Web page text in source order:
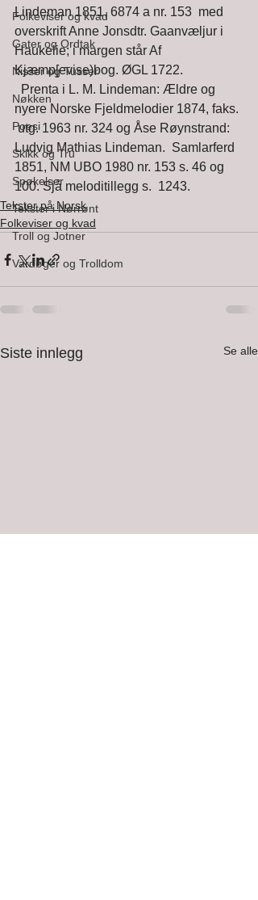
Folkeviser og kvad
Gater og Ordtak
Nisser og Tusser
Nøkken
Poesi
Skikk og Tru
Spøkelser
Tekster i Nørrønt
Troll og Jotner
Vardøger og Trolldom
Lindeman 1851, 6874 a nr. 153  med
overskrift Anne Jonsdtr. Gaanvæljur i
Haukelie; i margen står Af
Kjæmp[evise)bog. ØGL 1722.
nyere Norske Fjeldmelodier 1874, faks.
utg. 1963 nr. 324 og Åse Røynstrand:
Ludvig Mathias Lindeman.  Samlarferd
1851, NM UBO 1980 nr. 153 s. 46 og
100. Sjå meloditillegg s.  1243.
Tekster på Norsk
Folkeviser og kvad
Siste innlegg Se alle